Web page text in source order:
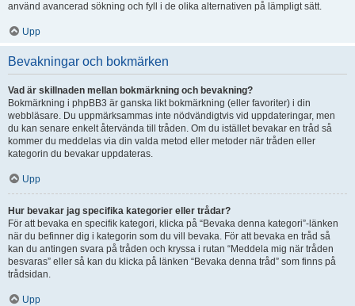
använd avancerad sökning och fyll i de olika alternativen på lämpligt sätt.
Upp
Bevakningar och bokmärken
Vad är skillnaden mellan bokmärkning och bevakning?
Bokmärkning i phpBB3 är ganska likt bokmärkning (eller favoriter) i din
webbläsare. Du uppmärksammas inte nödvändigtvis vid uppdateringar, men
du kan senare enkelt återvända till tråden. Om du istället bevakar en tråd så
kommer du meddelas via din valda metod eller metoder när tråden eller
kategorin du bevakar uppdateras.
Upp
Hur bevakar jag specifika kategorier eller trådar?
För att bevaka en specifik kategori, klicka på “Bevaka denna kategori”-länken
när du befinner dig i kategorin som du vill bevaka. För att bevaka en tråd så
kan du antingen svara på tråden och kryssa i rutan “Meddela mig när tråden
besvaras” eller så kan du klicka på länken “Bevaka denna tråd” som finns på
trådsidan.
Upp